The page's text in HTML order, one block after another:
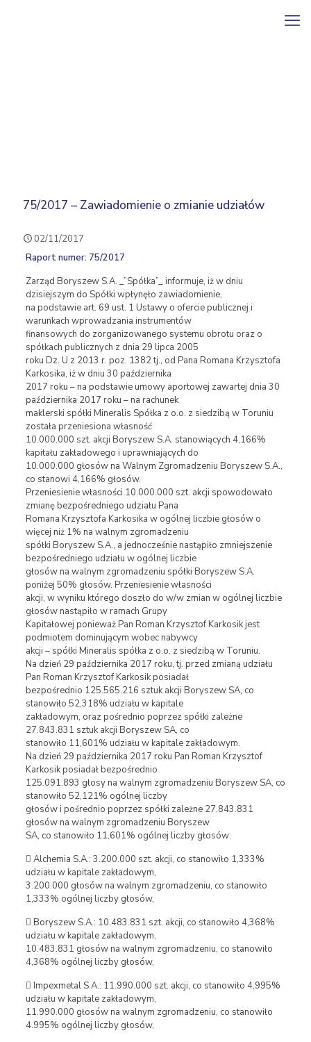
75/2017 – Zawiadomienie o zmianie udziałów
02/11/2017
Raport numer: 75/2017
Zarząd Boryszew S.A. _”Spółka”_ informuje, iż w dniu
dzisiejszym do Spółki wpłynęło zawiadomienie,
na podstawie art. 69 ust. 1 Ustawy o ofercie publicznej i
warunkach wprowadzania instrumentów
finansowych do zorganizowanego systemu obrotu oraz o
spółkach publicznych z dnia 29 lipca 2005
roku Dz. U z 2013 r. poz. 1382 tj., od Pana Romana Krzysztofa
Karkosika, iż w dniu 30 października
2017 roku – na podstawie umowy aportowej zawartej dnia 30
października 2017 roku – na rachunek
maklerski spółki Mineralis Spółka z o.o. z siedzibą w Toruniu
została przeniesiona własność
10.000.000 szt. akcji Boryszew S.A. stanowiących 4,166%
kapitału zakładowego i uprawniających do
10.000.000 głosów na Walnym Zgromadzeniu Boryszew S.A.,
co stanowi 4,166% głosów.
Przeniesienie własności 10.000.000 szt. akcji spowodowało
zmianę bezpośredniego udziału Pana
Romana Krzysztofa Karkosika w ogólnej liczbie głosów o
więcej niż 1% na walnym zgromadzeniu
spółki Boryszew S.A., a jednocześnie nastąpiło zmniejszenie
bezpośredniego udziału w ogólnej liczbie
głosów na walnym zgromadzeniu spółki Boryszew S.A.
poniżej 50% głosów. Przeniesienie własności
akcji, w wyniku którego doszło do w/w zmian w ogólnej liczbie
głosów nastąpiło w ramach Grupy
Kapitałowej ponieważ Pan Roman Krzysztof Karkosik jest
podmiotem dominującym wobec nabywcy
akcji – spółki Mineralis spółka z o.o. z siedzibą w Toruniu.
Na dzień 29 października 2017 roku, tj. przed zmianą udziału
Pan Roman Krzysztof Karkosik posiadał
bezpośrednio 125.565.216 sztuk akcji Boryszew SA, co
stanowiło 52,318% udziału w kapitale
zakładowym, oraz pośrednio poprzez spółki zależne
27.843.831 sztuk akcji Boryszew SA, co
stanowiło 11,601% udziału w kapitale zakładowym.
Na dzień 29 października 2017 roku Pan Roman Krzysztof
Karkosik posiadał bezpośrednio
125.091.893 głosy na walnym zgromadzeniu Boryszew SA, co
stanowiło 52,121% ogólnej liczby
głosów i pośrednio poprzez spółki zależne 27.843.831
głosów na walnym zgromadzeniu Boryszew
SA, co stanowiło 11,601% ogólnej liczby głosów:
 Alchemia S.A.: 3.200.000 szt. akcji, co stanowiło 1,333%
udziału w kapitale zakładowym,
3.200.000 głosów na walnym zgromadzeniu, co stanowiło
1,333% ogólnej liczby głosów,
 Boryszew S.A.: 10.483.831 szt. akcji, co stanowiło 4,368%
udziału w kapitale zakładowym,
10.483.831 głosów na walnym zgromadzeniu, co stanowiło
4,368% ogólnej liczby głosów,
 Impexmetal S.A.: 11.990.000 szt. akcji, co stanowiło 4,995%
udziału w kapitale zakładowym,
11.990.000 głosów na walnym zgromadzeniu, co stanowiło
4.995% ogólnej liczby głosów,